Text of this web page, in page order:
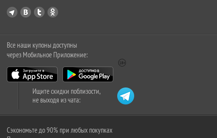
Все наши купоны доступны
через Мобильное Приложение:
Ищите скидки поблизости,
не выходя из чата:
Сэкономьте до 90% при любых покупках